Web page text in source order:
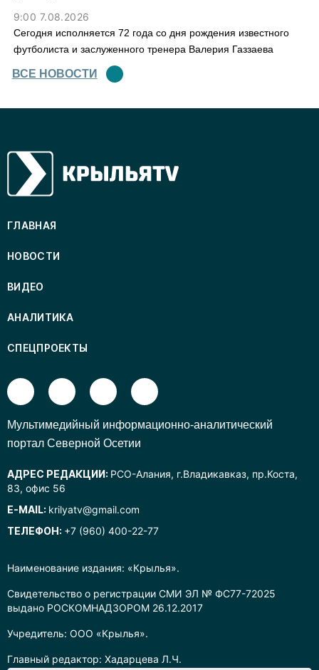
9:00 7.08.2026
Сегодня исполняется 72 года со дня рождения известного
футболиста и заслуженного тренера Валерия Газзаева
ВСЕ НОВОСТИ
Наименование издания: «Крылья».
Свидетельство о регистрации СМИ ЭЛ № ФС77-72025
выдано РОСКОМНАДЗОРОМ 26.12.2017
Учредитель: ООО «Крылья».
Главный редактор: Хадарцева Л.Ч.
ГЛАВНАЯ
НОВОСТИ
ВИДЕО
АНАЛИТИКА
СПЕЦПРОЕКТЫ
Mультимедийный информационно-аналитический
портал Северной Осетии
АДРЕС РЕДАКЦИИ: РСО-Алания, г.Владикавказ, пр.Коста,
83, офис 56
E-MAIL: krilyatv@gmail.com
ТЕЛЕФОН: +7 (960) 400-22-77